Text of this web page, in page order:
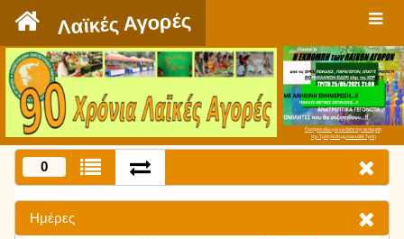
Λαϊκές Αγορές
Πατήστε εδώ για να δείτε την εκπομπή
την Τρίτη 9:00 μμ και κάθε Τρίτη
0
Ημέρες